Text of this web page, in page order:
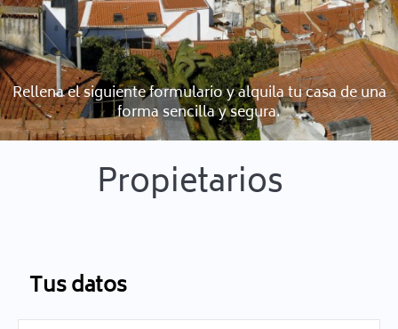
Rellena el siguiente formulario y alquila tu casa de una
forma sencilla y segura.
Propietarios
Tus datos